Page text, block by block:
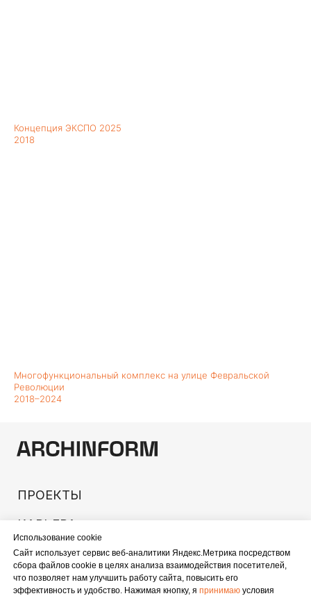
Использование cookie
Сайт использует сервис веб-аналитики Яндекс.Метрика посредством
сбора файлов cookie в целях анализа взаимодействия посетителей,
что позволяет нам улучшить работу сайта, повысить его
эффективность и удобство. Нажимая кнопку, я принимаю условия
Концепция ЭКСПО 2025
2018
Многофункциональный комплекс на улице Февральской
Революции
2018–2024